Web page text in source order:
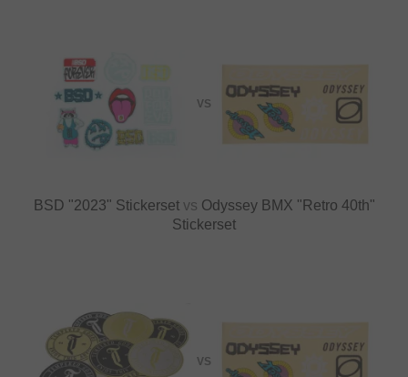
VS
BSD "2023" Stickerset vs Odyssey BMX "Retro 40th"
Stickerset
VS